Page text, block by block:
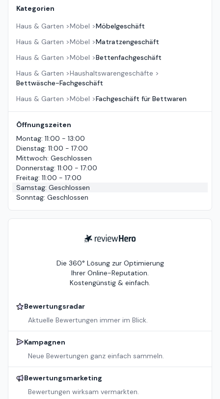
Kategorien
Haus & Garten >Möbel >Möbelgeschäft
Haus & Garten >Möbel >Matratzengeschäft
Haus & Garten >Möbel >Bettenfachgeschäft
Haus & Garten >Haushaltswarengeschäfte >
Bettwäsche-Fachgeschäft
Haus & Garten >Möbel >Fachgeschäft für Bettwaren
Öffnungszeiten
Montag: 11:00 - 13:00
Dienstag: 11:00 - 17:00
Mittwoch: Geschlossen
Donnerstag: 11:00 - 17:00
Freitag: 11:00 - 17:00
Samstag: Geschlossen
Sonntag: Geschlossen
ReviewHero
Die 360° Lösung zur Optimierung
Ihrer Online-Reputation.
Kostengünstig & einfach.
Bewertungsradar
Aktuelle Bewertungen immer im Blick.
Kampagnen
Neue Bewertungen ganz einfach sammeln.
Bewertungsmarketing
Bewertungen wirksam vermarkten.